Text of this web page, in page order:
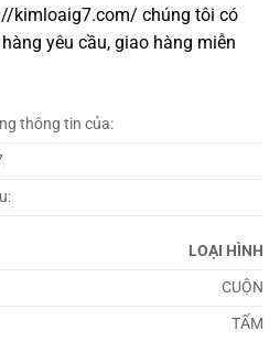
kimloaig7.com/ chúng tôi có
yêu cầu, giao hàng miễn
thông tin của:
LOẠI HÌNH
CUỘN
TẤM